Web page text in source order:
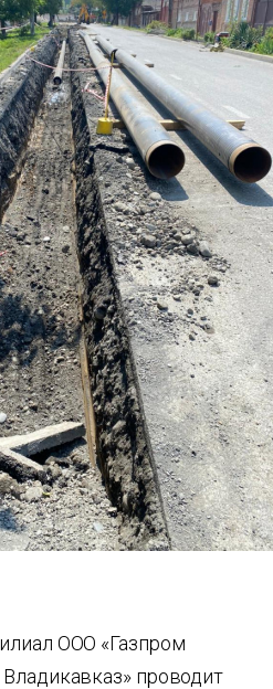
ООО «Газпром
проводит